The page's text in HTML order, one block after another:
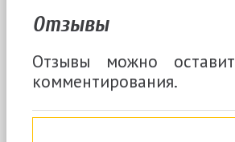
Отзывы
Отзывы можно
комментирования.